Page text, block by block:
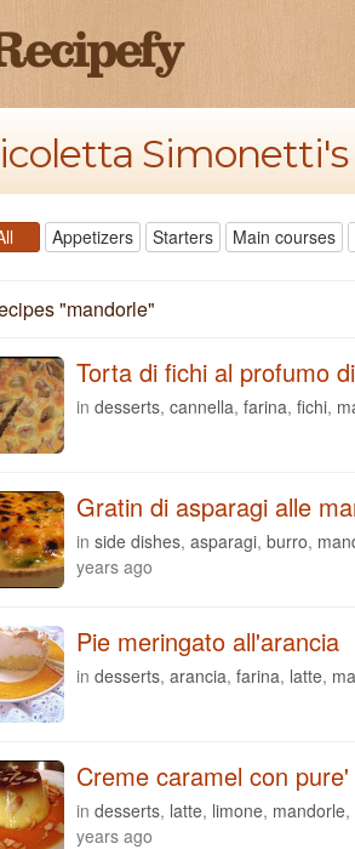
Simonetti's
Appetizers Starters Main courses
"mandorle"
Torta di fichi al profumo
in desserts, cannella, farina, fichi,
Gratin di asparagi alle
in side dishes, asparagi, burro,
years ago
Pie meringato all'arancia
in desserts, arancia, farina, latte,
Creme caramel con
in desserts, latte, limone, mandorle,
years ago